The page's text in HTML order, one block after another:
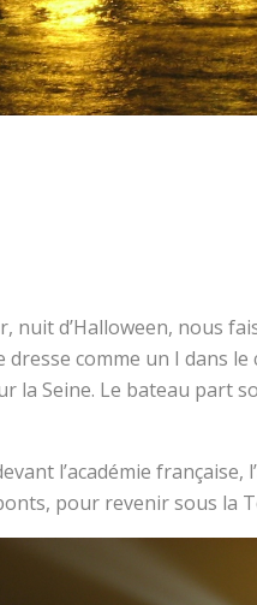
nuit d’Halloween, nous
dresse comme un I dans
la Seine. Le bateau part
l’académie
pour revenir sous la